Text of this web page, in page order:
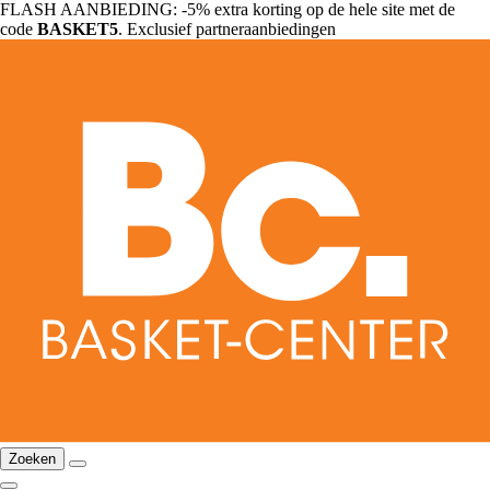
FLASH AANBIEDING: -5% extra korting op de hele site met de
code BASKET5. Exclusief partneraanbiedingen
Zoeken